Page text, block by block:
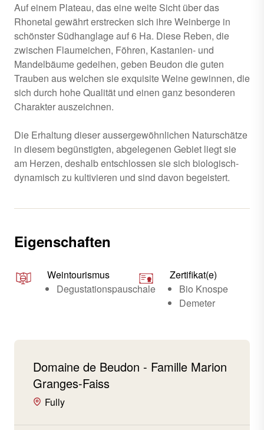
Auf einem Plateau, das eine weite Sicht über das
Rhonetal gewährt erstrecken sich ihre Weinberge in
schönster Südhanglage auf 6 Ha. Diese Reben, die
zwischen Flaumeichen, Föhren, Kastanien- und
Mandelbäume gedeihen, geben Beudon die guten
Trauben aus welchen sie exquisite Weine gewinnen, die
sich durch hohe Qualität und einen ganz besonderen
Charakter auszeichnen.
Die Erhaltung dieser aussergewöhnlichen Naturschätze
in diesem begünstigten, abgelegenen Gebiet liegt sie
am Herzen, deshalb entschlossen sie sich biologisch-
dynamisch zu kultivieren und sind davon begeistert.
Eigenschaften
Weintourismus
Degustationspauschale
Zertifikat(e)
Bio Knospe
Demeter
Domaine de Beudon - Famille Marion
Granges-Faiss
Fully